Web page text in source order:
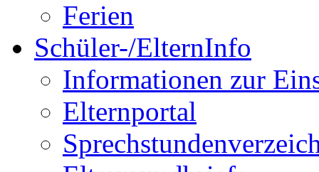
Ferien
Schüler-/ElternInfo
Informationen zur
Elternportal